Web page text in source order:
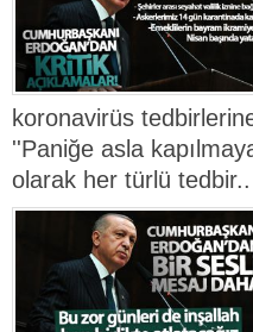
koronavirüs
''Paniğe asla
olarak her türlü tedbir..